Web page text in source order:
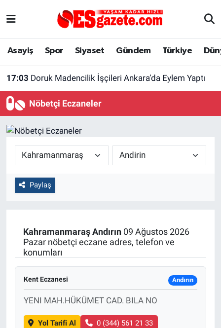
Asayiş Spor Siyaset Gündem Türkiye
17:03 Doruk Madencilik İşçileri Ankara’da Eylem Yaptı
Nöbetçi Eczaneler
Paylaş
Kahramanmaraş Andırın09 Ağustos 2026
Pazar nöbetçi eczane adres, telefon ve
konumları
Kent Eczanesi Andırın
YENI MAH.HÜKÜMET CAD. BILA NO
Yol Tarifi Al 0 (344) 561 21 33
Asayiş
Türkiye
Dünya
Sağlık
Yaşam
Eskişehir Arşivi
Röportaj
Ekonomi
Politika
Bilecik
Kütahya
Gezi
Eskişehir Nöbetçi Eczaneler
Tüm Manşetler
Son Dakika Haberleri
Haber Arşivi